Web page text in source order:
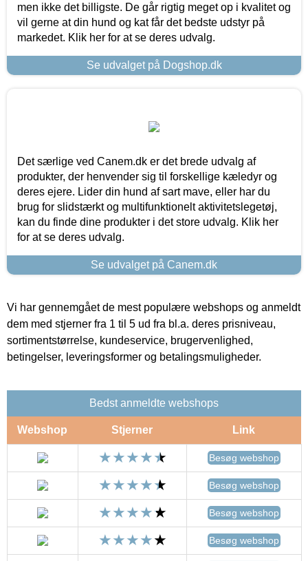
men ikke det billigste. De går rigtig meget op i kvalitet og
vil gerne at din hund og kat får det bedste udstyr på
markedet. Klik her for at se deres udvalg.
Se udvalget på Dogshop.dk
Det særlige ved Canem.dk er det brede udvalg af
produkter, der henvender sig til forskellige kæledyr og
deres ejere. Lider din hund af sart mave, eller har du
brug for slidstærkt og multifunktionelt aktivitetslegetøj,
kan du finde dine produkter i det store udvalg. Klik her
for at se deres udvalg.
Se udvalget på Canem.dk
Vi har gennemgået de mest populære webshops og anmeldt
dem med stjerner fra 1 til 5 ud fra bl.a. deres prisniveau,
sortimentstørrelse, kundeservice, brugervenlighed,
betingelser, leveringsformer og betalingsmuligheder.
Bedst anmeldte webshops
Webshop Stjerner Link
Besøg webshop
Besøg webshop
Besøg webshop
Besøg webshop